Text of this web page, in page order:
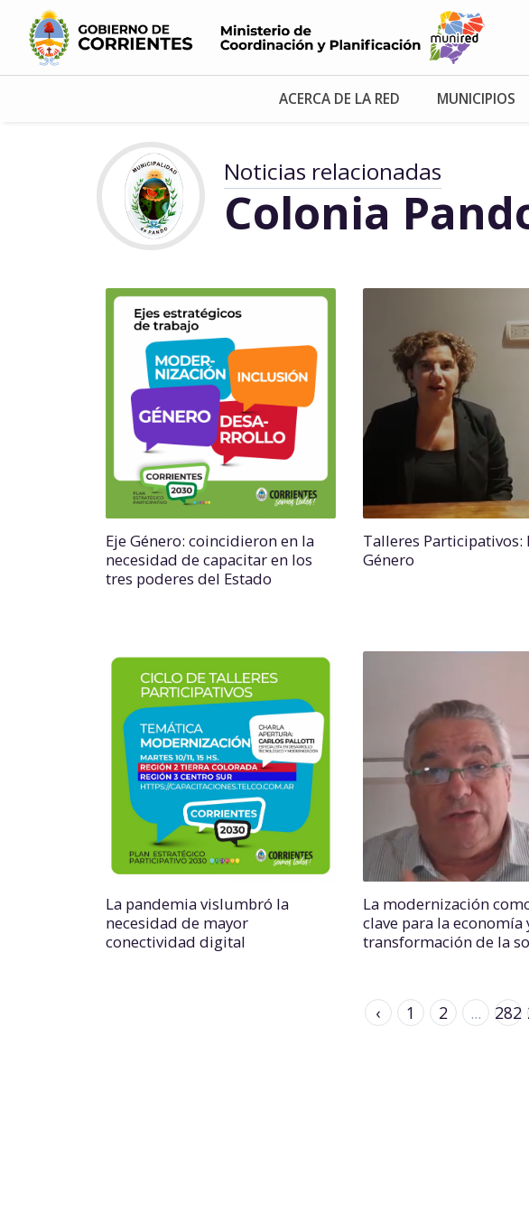
ACERCA DE LA RED MUNICIPIOS
Noticias relacionadas
Colonia
Eje Género: coincidieron en la
necesidad de capacitar en los
tres poderes del Estado
Talleres Participativos:
Género
La pandemia vislumbró la
necesidad de mayor
conectividad digital
La modernización
clave para la economía
transformación de la
‹ 1 2 ... 282